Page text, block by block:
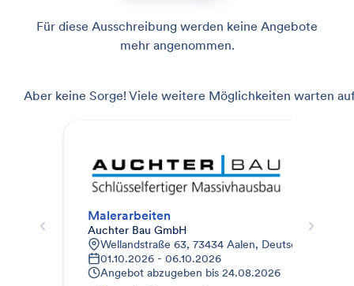
Für diese Ausschreibung werden keine Angebote
mehr angenommen.
Aber keine Sorge! Viele weitere Möglichkeiten warten
Malerarbeiten
Auchter Bau GmbH
Wellandstraße 63, 73434 Aalen, Deutschland
01.10.2026 - 06.10.2026
Angebot abzugeben bis 24.08.2026